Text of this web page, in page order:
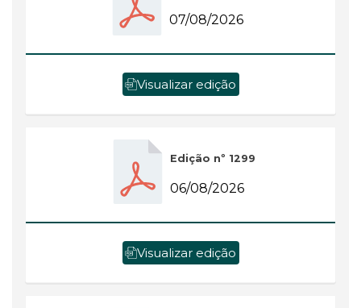
07/08/2026
Visualizar edição
Edição nº 1299
06/08/2026
Visualizar edição